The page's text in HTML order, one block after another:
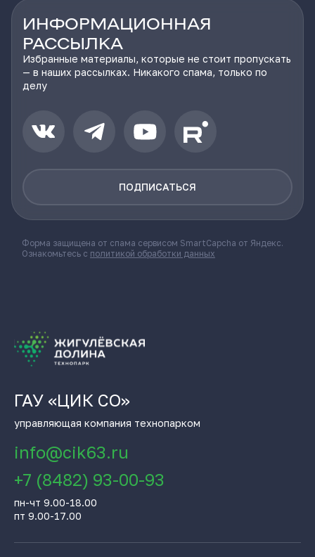
ИНФОРМАЦИОННАЯ
РАССЫЛКА
Избранные материалы, которые не стоит пропускать
— в наших рассылках. Никакого спама, только по
делу
ПОДПИСАТЬСЯ
Форма защищена от спама сервисом SmartCapcha от Яндекс.
Ознакомьтесь с политикой обработки данных
ГАУ «ЦИК СО»
управляющая компания технопарком
info@cik63.ru
+7 (8482) 93-00-93
пн-чт 9.00-18.00
пт 9.00-17.00